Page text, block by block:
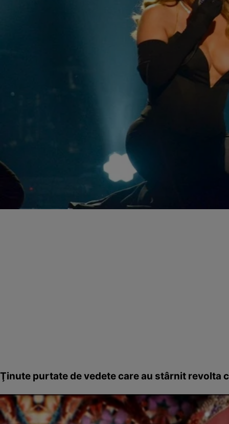
Ţinute purtate de vedete care au stârnit revolta